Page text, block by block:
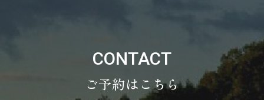
CONTACT
ご予約はこちら